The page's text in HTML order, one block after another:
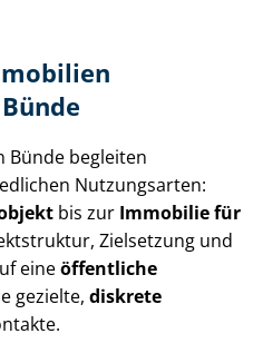
Bünde begleiten
Nutzungsarten:
bis zur Immobilie für
Zielsetzung und
eineöffentliche
gezielte, diskrete